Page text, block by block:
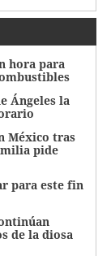
hora para
Ángeles la
México tras
pide
para este fin
de la diosa